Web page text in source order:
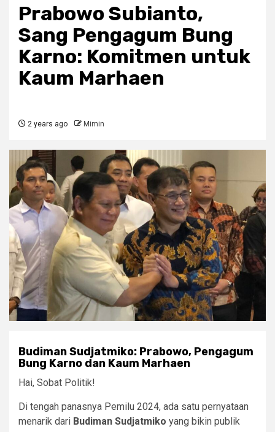
Prabowo Subianto,
Sang Pengagum Bung
Karno: Komitmen untuk
Kaum Marhaen
2 years ago Mimin
Budiman Sudjatmiko: Prabowo, Pengagum
Bung Karno dan Kaum Marhaen
Hai, Sobat Politik!
Di tengah panasnya Pemilu 2024, ada satu pernyataan
menarik dari Budiman Sudjatmiko yang bikin publik